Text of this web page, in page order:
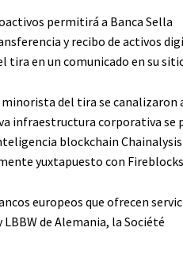
permitirá a Banca Sella
y recibo de activos
tira en un comunicado en su
del tira se canalizaron
infraestructura corporativa se
blockchain Chainalysis
yuxtapuesto con
europeos que ofrecen
de Alemania, la Société